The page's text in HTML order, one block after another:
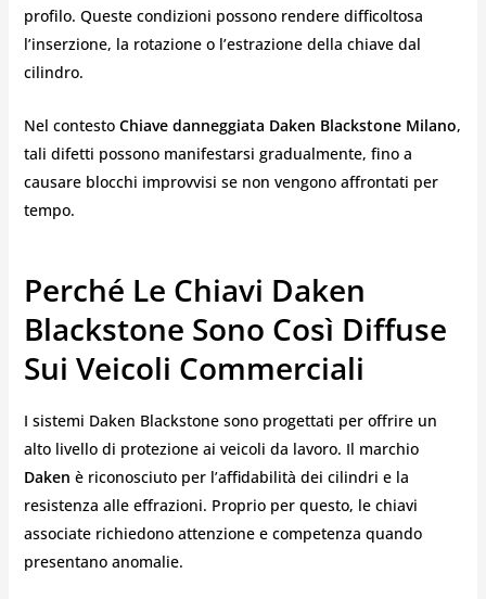
profilo. Queste condizioni possono rendere difficoltosa
l’inserzione, la rotazione o l’estrazione della chiave dal
cilindro.
Nel contesto Chiave danneggiata Daken Blackstone Milano,
tali difetti possono manifestarsi gradualmente, fino a
causare blocchi improvvisi se non vengono affrontati per
tempo.
Perché Le Chiavi Daken
Blackstone Sono Così Diffuse
Sui Veicoli Commerciali
I sistemi Daken Blackstone sono progettati per offrire un
alto livello di protezione ai veicoli da lavoro. Il marchio
Daken è riconosciuto per l’affidabilità dei cilindri e la
resistenza alle effrazioni. Proprio per questo, le chiavi
associate richiedono attenzione e competenza quando
presentano anomalie.